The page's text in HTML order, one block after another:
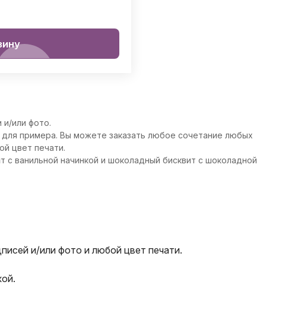
и/или фото.
примера. Вы можете заказать любое сочетание любых
цвет печати.
с ванильной начинкой и шоколадный бисквит с шоколадной
и/или фото и любой цвет печати.